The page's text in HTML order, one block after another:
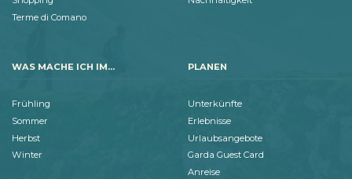
Terme di Comano
WAS MACHE ICH IM...
Frühling
Sommer
Herbst
Winter
PLANEN
Unterkünfte
Erlebnisse
Urlaubsangebote
Garda Guest Card
Anreise